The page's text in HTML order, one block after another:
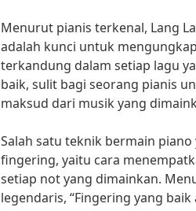
Menurut pianis terkenal, Lang
adalah kunci untuk
terkandung dalam setiap lagu
baik, sulit bagi seorang pianis
maksud dari musik yang
Salah satu teknik bermain
fingering, yaitu cara
setiap not yang dimainkan.
legendaris, “Fingering yang